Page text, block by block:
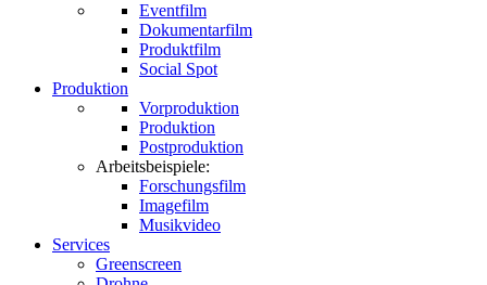
Eventfilm
Dokumentarfilm
Produktfilm
Social Spot
Produktion
Vorproduktion
Produktion
Postproduktion
Arbeitsbeispiele:
Forschungsfilm
Imagefilm
Musikvideo
Services
Greenscreen